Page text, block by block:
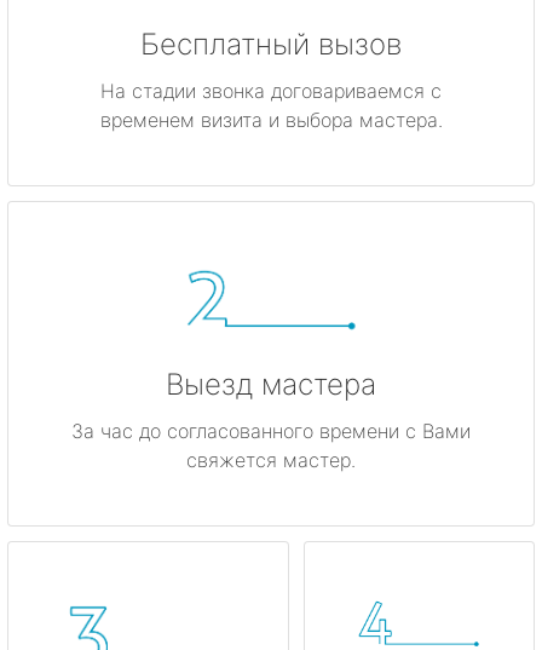
Бесплатный вызов
На стадии звонка договариваемся с
временем визита и выбора мастера.
Выезд мастера
За час до согласованного времени с Вами
свяжется мастер.